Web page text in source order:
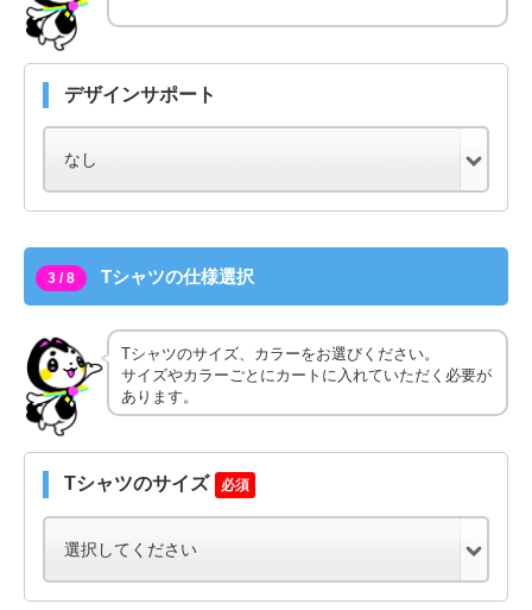
デザインサポート
3 / 8 Tシャツの仕様選択
Tシャツのサイズ、カラーをお選びください。
サイズやカラーごとにカートに入れていただく必要が
あります。
Tシャツのサイズ 必須